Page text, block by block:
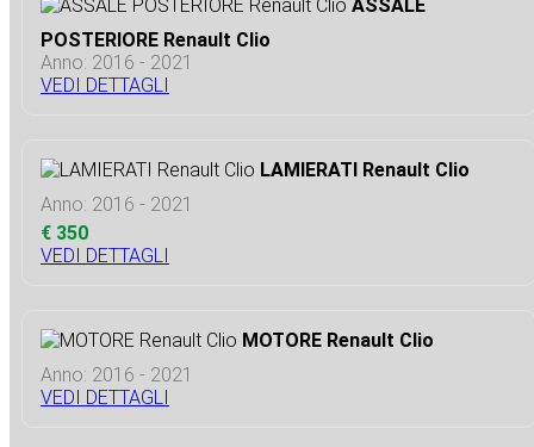
ASSALE
POSTERIORE Renault Clio
Anno: 2016 - 2021
VEDI DETTAGLI
LAMIERATI Renault Clio
Anno: 2016 - 2021
€ 350
VEDI DETTAGLI
MOTORE Renault Clio
Anno: 2016 - 2021
VEDI DETTAGLI